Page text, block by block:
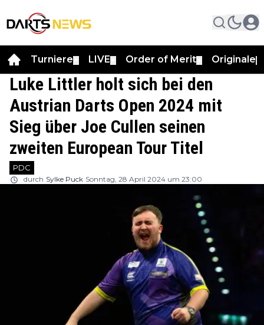
Turniere LIVE Order of Merit Originale
Luke Littler holt sich bei den
Austrian Darts Open 2024 mit
Sieg über Joe Cullen seinen
zweiten European Tour Titel
PDC
durch Sylke Puck Sonntag, 28 April 2024 um 23:00